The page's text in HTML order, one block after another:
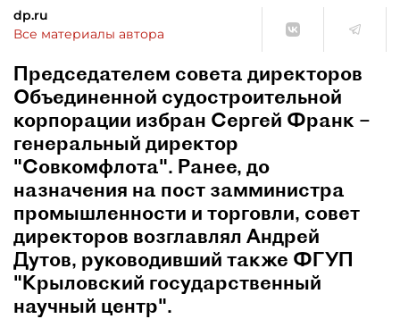
dp.ru
Все материалы автора
Председателем совета директоров
Объединенной судостроительной
корпорации избран Сергей Франк –
генеральный директор
"Cовкомфлота". Ранее, до
назначения на пост замминистра
промышленности и торговли, совет
директоров возглавлял Андрей
Дутов, руководивший также ФГУП
"Крыловский государственный
научный центр".